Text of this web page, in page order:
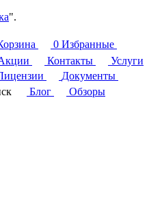
".
0 Избранные
Контакты
Услуги
Документы
Блог
Обзоры